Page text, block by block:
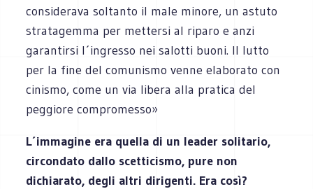
considerava soltanto il male minore, un astuto
stratagemma per mettersi al riparo e anzi
garantirsi l´ingresso nei salotti buoni. Il lutto
per la fine del comunismo venne elaborato con
cinismo, come un via libera alla pratica del
peggiore compromesso»
L´immagine era quella di un leader solitario,
circondato dallo scetticismo, pure non
dichiarato, degli altri dirigenti. Era così?